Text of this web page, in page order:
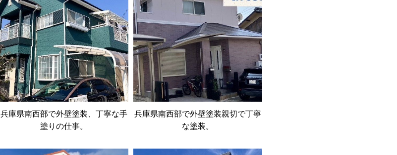
兵庫県南西部で外壁塗装、丁寧な手
塗りの仕事。
兵庫県南西部で外壁塗装親切で丁寧
な塗装。